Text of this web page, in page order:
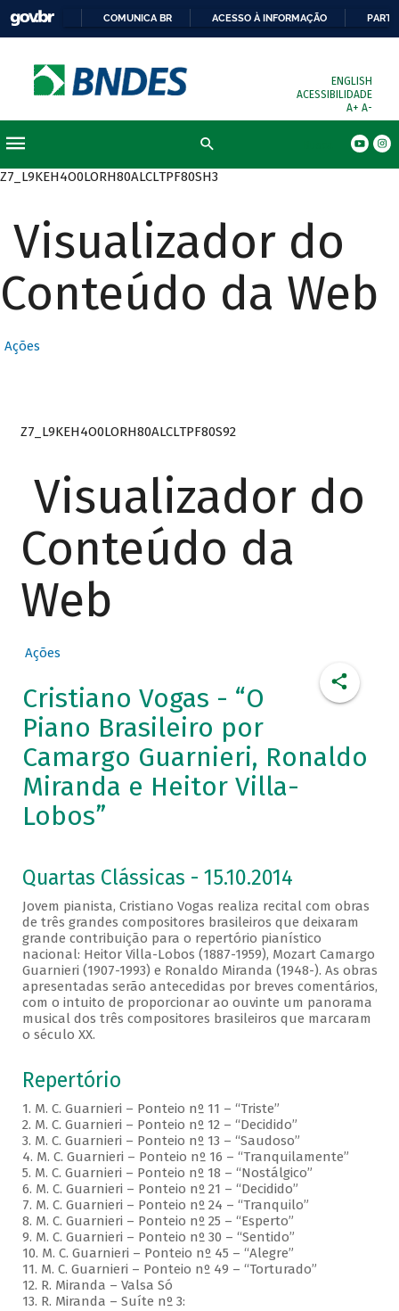
COMUNICA BR ACESSO À INFORMAÇÃO
ENGLISH
ACESSIBILIDADE
A+ A-
Z7_L9KEH4O0LORH80ALCLTPF80SH3
Visualizador do
Conteúdo da Web
Ações
Z7_L9KEH4O0LORH80ALCLTPF80S92
Visualizador do
Conteúdo da
Web
Ações
Cristiano Vogas - “O
Piano Brasileiro por
Camargo Guarnieri, Ronaldo
Miranda e Heitor Villa-
Lobos”
Quartas Clássicas - 15.10.2014
Jovem pianista, Cristiano Vogas realiza recital com obras
de três grandes compositores brasileiros que deixaram
grande contribuição para o repertório pianístico
nacional: Heitor Villa-Lobos (1887-1959), Mozart Camargo
Guarnieri (1907-1993) e Ronaldo Miranda (1948-). As obras
apresentadas serão antecedidas por breves comentários,
com o intuito de proporcionar ao ouvinte um panorama
musical dos três compositores brasileiros que marcaram
o século XX.
Repertório
1. M. C. Guarnieri – Ponteio nº 11 – “Triste”
2. M. C. Guarnieri – Ponteio nº 12 – “Decidido”
3. M. C. Guarnieri – Ponteio nº 13 – “Saudoso”
4. M. C. Guarnieri – Ponteio nº 16 – “Tranquilamente”
5. M. C. Guarnieri – Ponteio nº 18 – “Nostálgico”
6. M. C. Guarnieri – Ponteio nº 21 – “Decidido”
7. M. C. Guarnieri – Ponteio nº 24 – “Tranquilo”
8. M. C. Guarnieri – Ponteio nº 25 – “Esperto”
9. M. C. Guarnieri – Ponteio nº 30 – “Sentido”
10. M. C. Guarnieri – Ponteio nº 45 – “Alegre”
11. M. C. Guarnieri – Ponteio nº 49 – “Torturado”
12. R. Miranda – Valsa Só
13. R. Miranda – Suíte nº 3: